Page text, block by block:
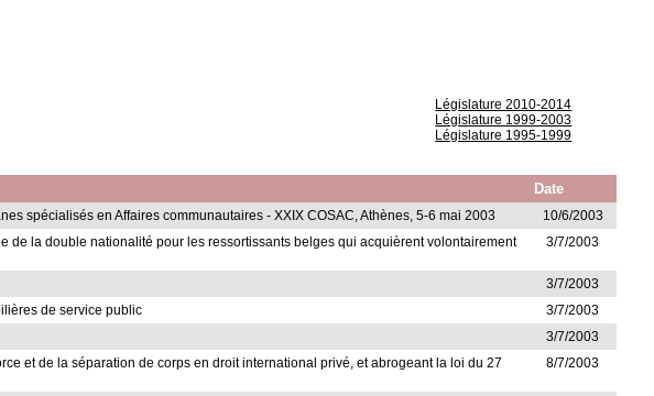
Législature 2010-2014
Législature 1999-2003
Législature 1995-1999
Date
spécialisés en Affaires communautaires - XXIX COSAC, Athènes, 5-6 mai 2003
10/6/2003
la double nationalité pour les ressortissants belges qui acquièrent volontairement
3/7/2003
3/7/2003
de service public
3/7/2003
3/7/2003
et de la séparation de corps en droit international privé, et abrogeant la loi du 27
8/7/2003